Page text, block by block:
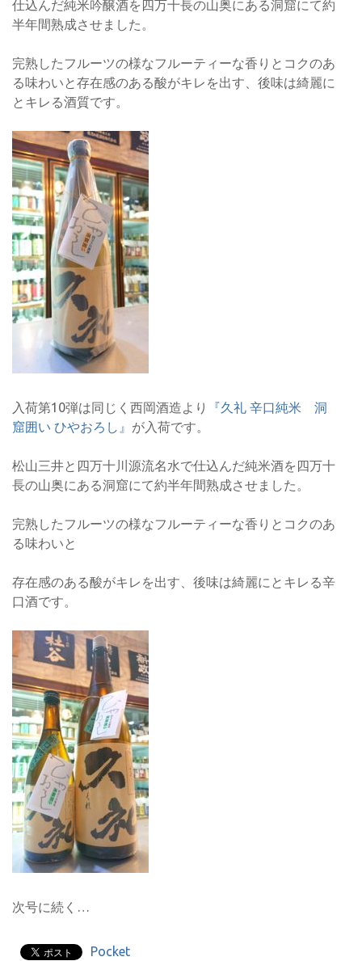
仕込んだ純米吟醸酒を四万十長の山奥にある洞窟にて約
半年間熟成させました。
完熟したフルーツの様なフルーティーな香りとコクのあ
る味わいと存在感のある酸がキレを出す、後味は綺麗に
とキレる酒質です。
入荷第10弾は同じく西岡酒造より
『久礼 辛口純米 洞
窟囲い ひやおろし』 が入荷です。
松山三井と四万十川源流名水で仕込んだ純米酒を四万十
長の山奥にある洞窟にて約半年間熟成させました。
完熟したフルーツの様なフルーティーな香りとコクのあ
る味わいと
存在感のある酸がキレを出す、後味は綺麗にとキレる辛
口酒です。
次号に続く…
Pocket